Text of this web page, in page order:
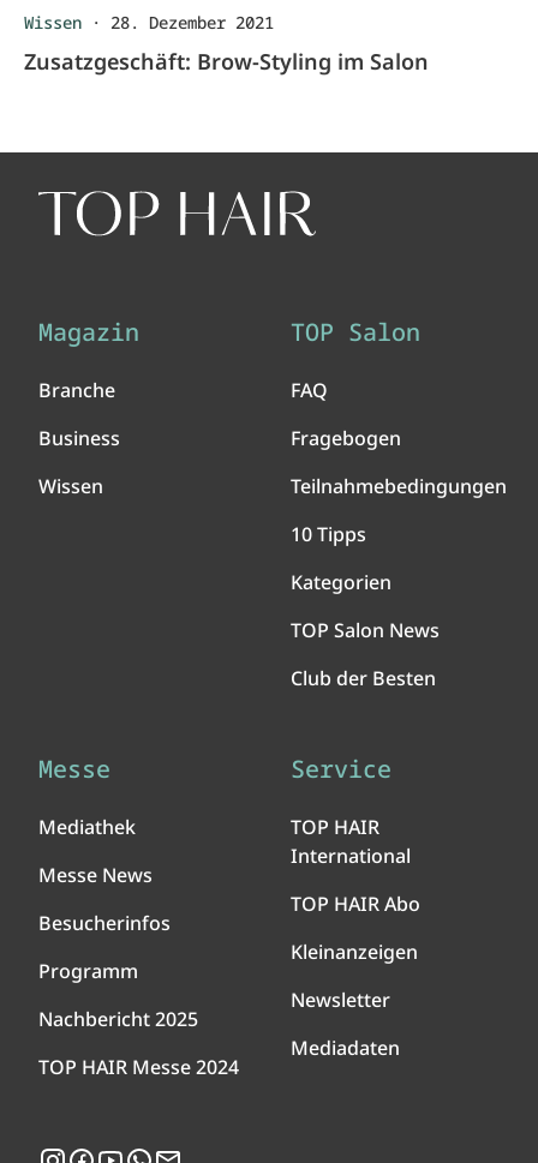
Wissen · 28. Dezember 2021
Zusatzgeschäft: Brow-Styling im Salon
Magazin
Branche
Business
Wissen
TOP Salon
FAQ
Fragebogen
Teilnahmebedingungen
10 Tipps
Kategorien
TOP Salon News
Club der Besten
Messe
Mediathek
Messe News
Besucherinfos
Programm
Nachbericht 2025
TOP HAIR Messe 2024
Service
TOP HAIR
International
TOP HAIR Abo
Kleinanzeigen
Newsletter
Mediadaten
Instagram
Facebook
YouTubeWhatsApp